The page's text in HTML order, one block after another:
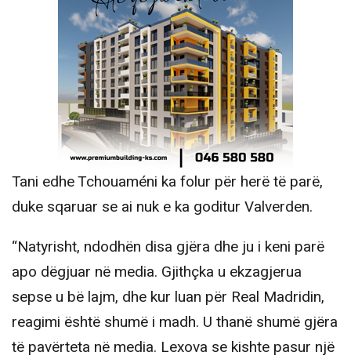
Tani edhe Tchouaméni ka folur për herë të parë,
duke sqaruar se ai nuk e ka goditur Valverden.
“Natyrisht, ndodhën disa gjëra dhe ju i keni parë
apo dëgjuar në media. Gjithçka u ekzagjerua
sepse u bë lajm, dhe kur luan për Real Madridin,
reagimi është shumë i madh. U thanë shumë gjëra
të pavërteta në media. Lexova se kishte pasur një